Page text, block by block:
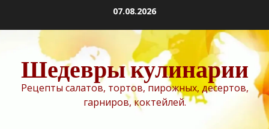
содержимому
07.08.2026
Шедевры кулинарии
Рецепты салатов, тортов, пирожных, десертов,
гарниров, коктейлей.